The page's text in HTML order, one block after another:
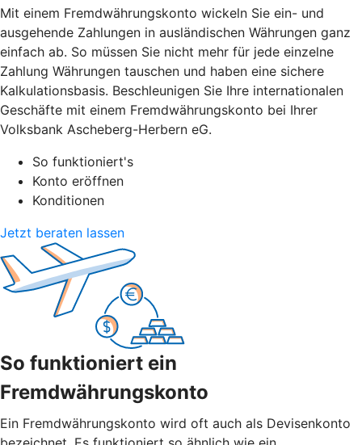
Mit einem Fremdwährungskonto wickeln Sie ein- und
ausgehende Zahlungen in ausländischen Währungen ganz
einfach ab. So müssen Sie nicht mehr für jede einzelne
Zahlung Währungen tauschen und haben eine sichere
Kalkulationsbasis. Beschleunigen Sie Ihre internationalen
Geschäfte mit einem Fremdwährungskonto bei Ihrer
Volksbank Ascheberg-Herbern eG.
So funktioniert's
Konto eröffnen
Konditionen
Jetzt beraten lassen
So funktioniert ein
Fremdwährungskonto
Ein Fremdwährungskonto wird oft auch als Devisenkonto